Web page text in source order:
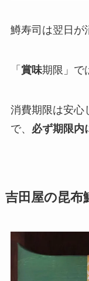
鱒寿司は翌日が
「 賞味期限」で
消費期限は安心
で、 必ず期限内
吉田屋の昆布